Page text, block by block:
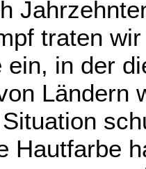
traten
ein, in der
Ländern
Hautfarbe